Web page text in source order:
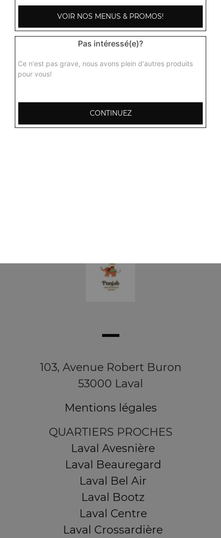
Poulet baingan
Curry de poulet, aubergines hachées grillés aux épices
indiennes + 1 potion de riz basmati
15.00€
103, Avenue Robert Buron
53000 Laval
Mentions légales
QUARTIERS PROCHES
Laval Avesnière
Laval Beauregard
Laval Bel Air
Laval Bootz
Laval Centre
Laval Crossardière
VOIR NOS MENUS & PROMOS!
Pas intéressé(e)?
Ce n'est pas grave, nous avons plein d'autres produits
pour vous!
CONTINUEZ